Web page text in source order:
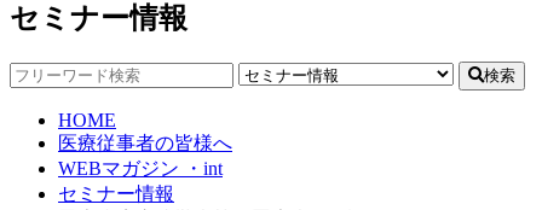
セミナー情報
検索
HOME
医療従事者の皆様へ
WEBマガジン ・int
セミナー情報